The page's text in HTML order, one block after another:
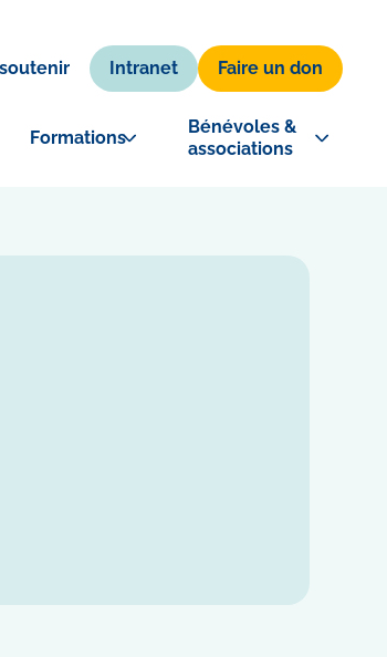
Intranet Faire un don
Formations
Bénévoles &
associations